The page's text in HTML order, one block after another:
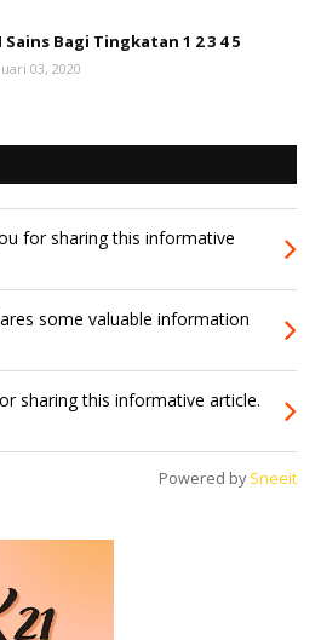
Sains Bagi Tingkatan 1 2 3 4 5
03, 2020
for sharing this informative
some valuable information
sharing this informative article.
Powered by Sneeit